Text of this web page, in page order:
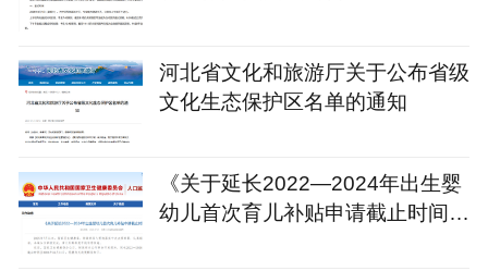
河北省文化和旅游厅关于公布省级
文化生态保护区名单的通知
《关于延长2022—2024年出生婴
幼儿首次育儿补贴申请截止时间的